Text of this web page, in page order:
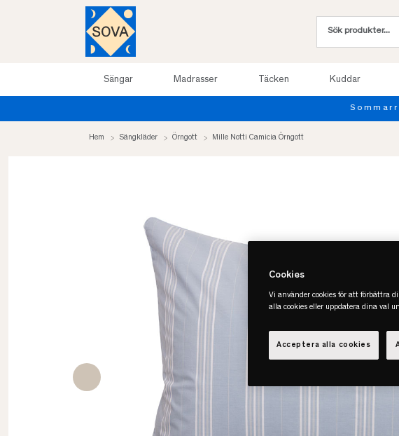
Sängar Madrasser Täcken Kuddar
Hem Sängkläder Örngott Mille Notti Camicia Örngott
Cookies
Vi använder cookies för att förbättra
alla cookies eller uppdatera dina val
Acceptera alla cookies